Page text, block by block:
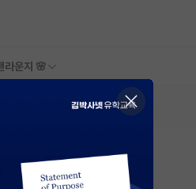
라운지 🌸